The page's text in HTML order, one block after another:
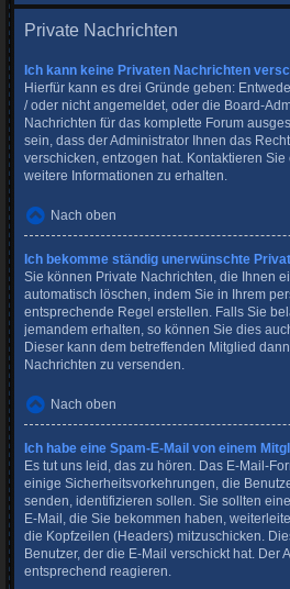
Private Nachrichten
Ich kann keine Privaten Nachrichten
Hierfür kann es drei Gründe geben:
/ oder nicht angemeldet, oder die Board-
Nachrichten für das komplette Forum
sein, dass der Administrator Ihnen das
verschicken, entzogen hat. Kontaktieren Sie
weitere Informationen zu erhalten.
Nach oben
Ich bekomme ständig unerwünschte
Sie können Private Nachrichten, die Ihnen
automatisch löschen, indem Sie in Ihrem
entsprechende Regel erstellen. Falls Sie
jemandem erhalten, so können Sie dies
Dieser kann dem betreffenden Mitglied
Nachrichten zu versenden.
Nach oben
Ich habe eine Spam-E-Mail von einem
Es tut uns leid, das zu hören. Das E-Mail-
einige Sicherheitsvorkehrungen, die
senden, identifizieren sollen. Sie sollten
E-Mail, die Sie bekommen haben,
die Kopfzeilen (Headers) mitzuschicken.
Benutzer, der die E-Mail verschickt hat. Der
entsprechend reagieren.